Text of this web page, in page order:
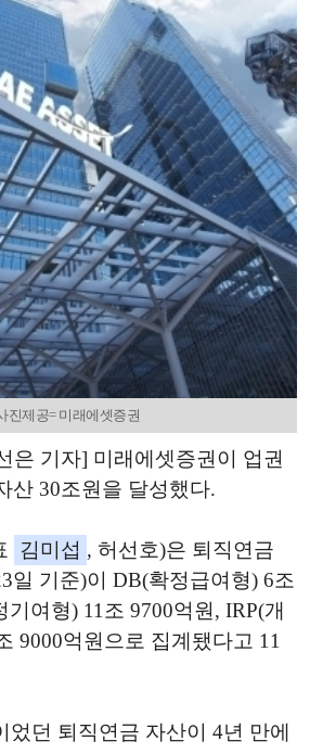
진제공= 미래에셋증권
은 기자] 미래에셋증권이 업권
산 30조원을 달성했다.
김미섭 , 허선호)은 퇴직연금
일 기준)이 DB(확정급여형) 6조
기여형) 11조 9700억원, IRP(개
9000억원으로 집계됐다고 11
었던 퇴직연금 자산이 4년 만에